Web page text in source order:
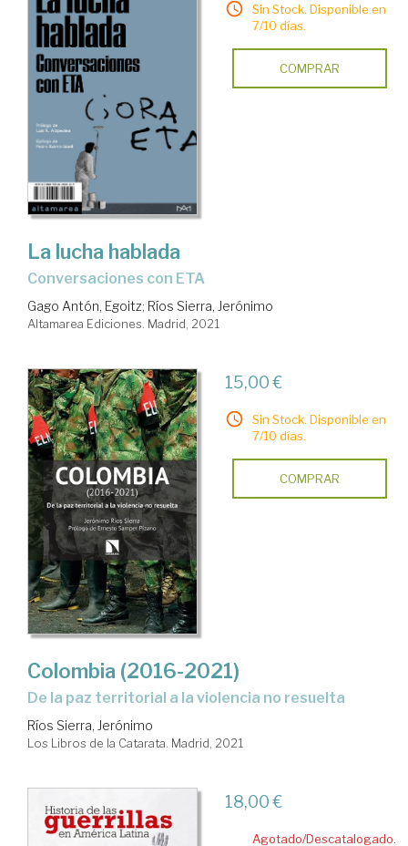
Sin Stock. Disponible en
7/10 días.
COMPRAR
La lucha hablada
Conversaciones con ETA
Gago Antón, Egoitz; Ríos Sierra, Jerónimo
Altamarea Ediciones. Madrid, 2021
15,00 €
Sin Stock. Disponible en
7/10 días.
COMPRAR
Colombia (2016-2021)
de la paz territorial a la violencia no resuelta
Ríos Sierra, Jerónimo
Los Libros de la Catarata. Madrid, 2021
18,00 €
Agotado/Descatalogado.